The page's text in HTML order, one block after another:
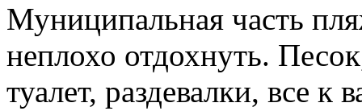
Муниципальная часть
неплохо отдохнуть.
туалет, раздевалки, все